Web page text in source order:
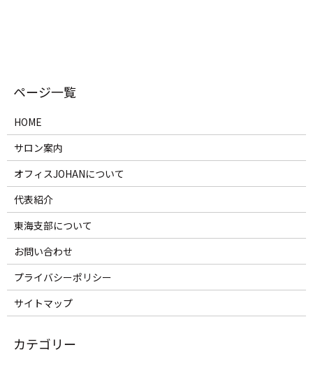
HOME
サロン案内
オフィスJOHANについて
代表紹介
東海支部について
お問い合わせ
プライバシーポリシー
サイトマップ